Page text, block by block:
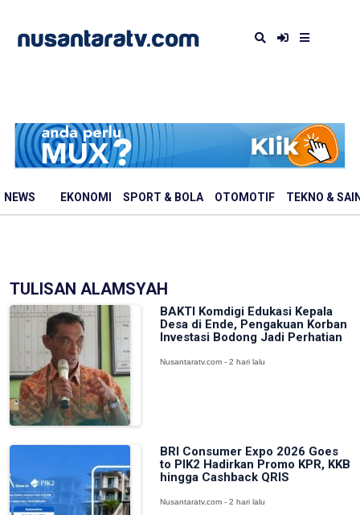
NEWS EKONOMI SPORT & BOLA OTOMOTIF TEKNO &
TULISAN ALAMSYAH
BAKTI Komdigi Edukasi Kepala
Desa di Ende, Pengakuan Korban
Investasi Bodong Jadi Perhatian
Nusantaratv.com - 2 hari lalu
BRI Consumer Expo 2026 Goes
to PIK2 Hadirkan Promo KPR, KKB
hingga Cashback QRIS
Nusantaratv.com - 2 hari lalu